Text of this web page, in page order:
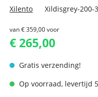
Xilento Xildisgrey-200-
van€ 359,00voor
€ 265,00
Gratis verzending!
Op voorraad, levertijd 5